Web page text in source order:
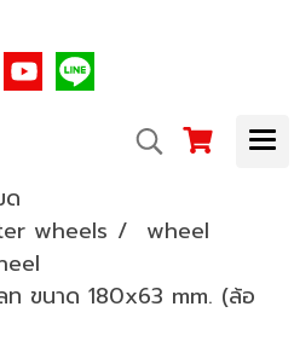
ด
wheels
wheel
ท ขนาด 180x63 mm. (ล้อ